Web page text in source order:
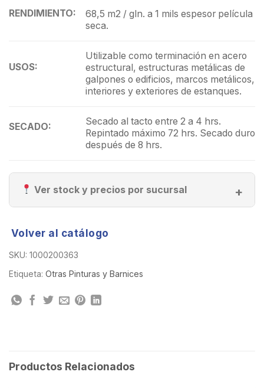
RENDIMIENTO:
68,5 m2 / gln. a 1 mils espesor película
seca.
USOS:
Utilizable como terminación en acero
estructural, estructuras metálicas de
galpones o edificios, marcos metálicos,
interiores y exteriores de estanques.
SECADO:
Secado al tacto entre 2 a 4 hrs.
Repintado máximo 72 hrs. Secado duro
después de 8 hrs.
Ver stock y precios por sucursal
Volver al catálogo
SKU: 1000200363
Etiqueta: Otras Pinturas y Barnices
Productos Relacionados